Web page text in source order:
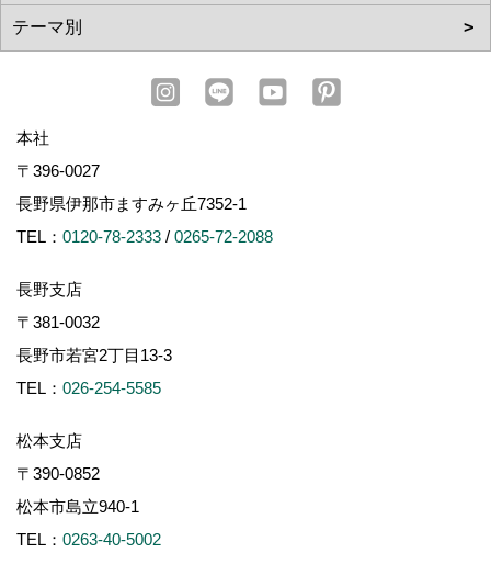
本社
〒396-0027
長野県伊那市ますみヶ丘7352-1
TEL： 0120-78-2333 / 0265-72-2088
長野支店
〒381-0032
長野市若宮2丁目13-3
TEL： 026-254-5585
松本支店
〒390-0852
松本市島立940-1
TEL： 0263-40-5002